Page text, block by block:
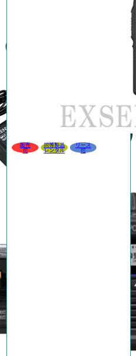
販売
可
同等製品
レンタル
リース
可